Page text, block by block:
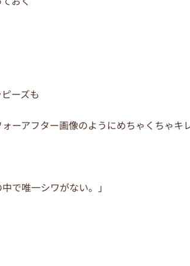
ーズも
ーアフター画像のようにめちゃくちゃキ
で唯一シワがない。」